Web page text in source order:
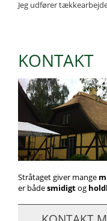
Jeg udfører
KONTAKT
Stråtaget giver mange
er bådesmidigtog